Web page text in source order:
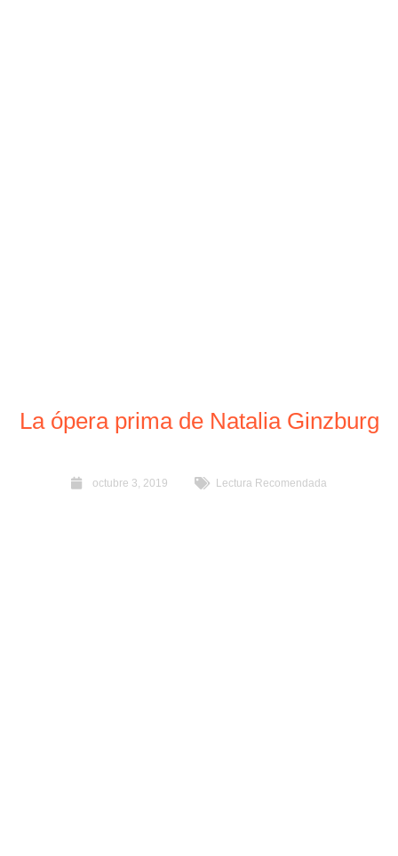
La ópera prima de Natalia Ginzburg
octubre 3, 2019 Lectura Recomendada